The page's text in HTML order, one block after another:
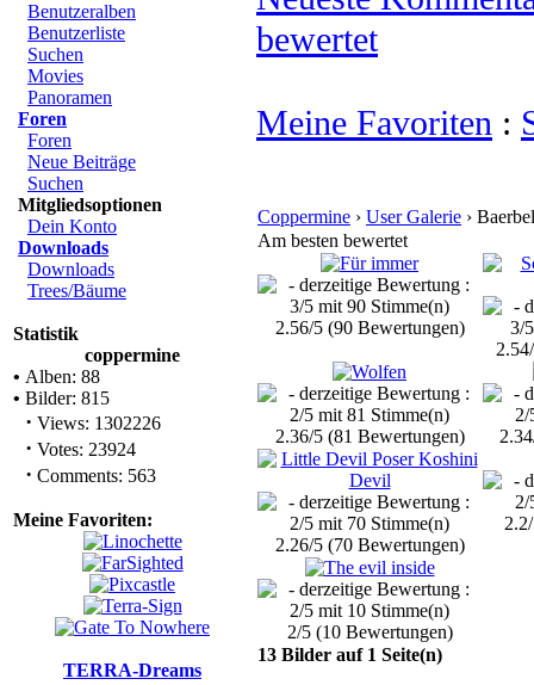
Benutzeralben
Benutzerliste
Suchen
Movies
Panoramen
Foren
Foren
Neue Beiträge
Suchen
Mitgliedsoptionen
Dein Konto
Downloads
Downloads
Trees/Bäume
Statistik
coppermine
• Alben: 88
• Bilder: 815
· Views: 1302226
· Votes: 23924
· Comments: 563
Meine Favoriten:
TERRA-Dreams
bewertet
Meine Favoriten :
Coppermine › User Galerie ›
Am besten bewertet
2.56/5 (90 Bewertungen)
2.36/5 (81 Bewertungen)
2.26/5 (70 Bewertungen)
2/5 (10 Bewertungen)
13 Bilder auf 1 Seite(n)